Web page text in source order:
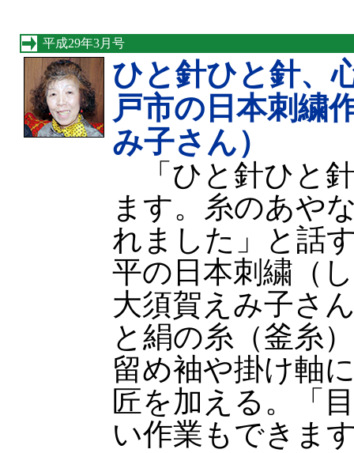
平成29年3月号
ひと針ひと針、
戸市の日本刺繍
み子さん）
「ひと針ひと
ます。糸のあや
れました」と話
平の日本刺繍（
大須賀えみ子さ
と絹の糸（釜糸
留め袖や掛け軸
匠を加える。「
い作業もできま